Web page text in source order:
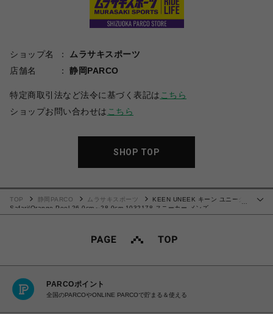
ショップ名
ムラサキスポーツ
店舗名
静岡PARCO
特定商取引法など法令に基づく表記は こちら
ショップお問い合わせは こちら
SHOP TOP
TOP 静岡PARCO ムラサキスポーツ
KEEN UNEEK キーン ユニーク
Safari/Orange Peel 26.0cm～28.0cm 1032178 スニーカー メンズ
0199289012016【送料無料 北海道/沖縄/離島を除く】
PARCOポイント
全国のPARCOやONLINE PARCOで貯まる＆使える